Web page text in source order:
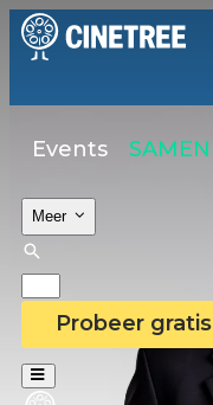
Events SAMEN
Meer
Probeer gratis